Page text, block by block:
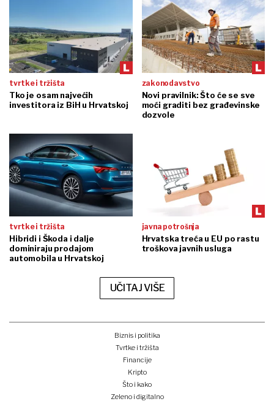
tvrtke i tržišta
Tko je osam najvećih
investitora iz BiH u Hrvatskoj
zakonodavstvo
Novi pravilnik: Što će se sve
moći graditi bez građevinske
dozvole
tvrtke i tržišta
Hibridi i Škoda i dalje
dominiraju prodajom
automobila u Hrvatskoj
javna potrošnja
Hrvatska treća u EU po rastu
troškova javnih usluga
UČITAJ VIŠE
Biznis i politika
Tvrtke i tržišta
Financije
Kripto
Što i kako
Zeleno i digitalno